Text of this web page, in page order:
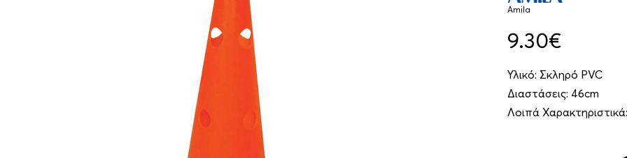
Amila
9.30€
Υλικό: Σκληρό PVC
Διαστάσεις: 46cm
Λοιπά